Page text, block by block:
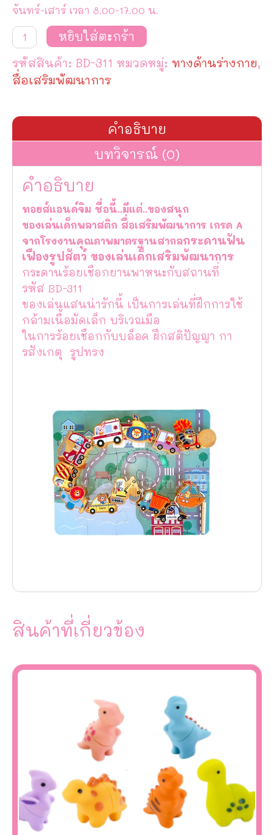
จันทร์-เสาร์ เวลา 8.00-17.00 น.
จำนวน
กระดาน
ร้อย
เชือก
ยาน
พาหนะ
สถาน
ที่
หยิบใส่ตะกร้า
รหัสสินค้า: BD-311 หมวดหมู่: ทางด้านร่างกาย,
สื่อเสริมพัฒนาการ
คำอธิบาย
บทวิจารณ์ (0)
คำอธิบาย
ทอยส์แอนด์จิม ชื่อนี้..มีแต่..ของสนุก
ของเล่นเด็กพลาสติก สื่อเสริมพัฒนาการ เกรด A
จากโรงงานคุณภาพมาตรฐานสากลกระดานฟัน
เฟืองรูปสัตว์ ของเล่นเด็กเสริมพัฒนาการ
กระดานร้อยเชือกยานพาหนะกับสถานที่
รหัส BD-311
ของเล่นแสนน่ารักนี้ เป็นการเล่นที่ฝึกการใช้
กล้ามเนื้อมัดเล็ก บริเวณมือ
ในการร้อยเชือกกับบล็อค ฝึกสติปัญญา กา
รสังเกตุ รูปทรง
สินค้าที่เกี่ยวข้อง